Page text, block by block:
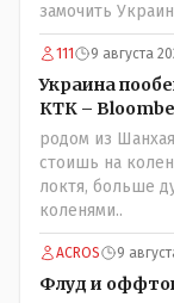
замочить
к Трампу. Ну и
предоставляли
которые
посмотрев на
живешь и
просто
встанут под нас
111 9 августа
Украина
КТК –
родом из
стоишь на
локтя, больше
коленями..
ACROS 9
Флуд и